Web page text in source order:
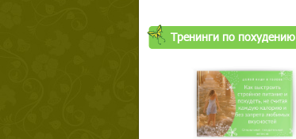
Тренинги по похудению